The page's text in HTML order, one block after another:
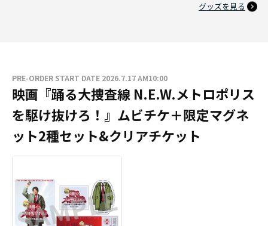
グッズを見る
PRE-ORDER START DATE 2026.7.17 AM10:00
映画『踊る大捜査線 N.E.W.メトロポリス
を駆け抜けろ！』ムビチケ＋限定マグネ
ット2種セット&クリアチケット